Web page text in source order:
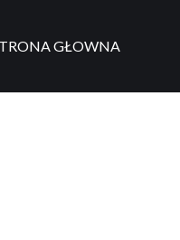
GŁOWNA